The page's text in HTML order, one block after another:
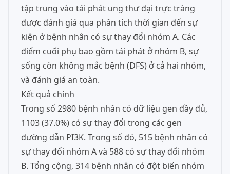
tập trung vào tái phát ung thư đại trực tràng
được đánh giá qua phân tích thời gian đến sự
kiện ở bệnh nhân có sự thay đổi nhóm A. Các
điểm cuối phụ bao gồm tái phát ở nhóm B, sự
sống còn không mắc bệnh (DFS) ở cả hai nhóm,
và đánh giá an toàn.
Kết quả chính
Trong số 2980 bệnh nhân có dữ liệu gen đầy đủ,
1103 (37.0%) có sự thay đổi trong các gen
đường dẫn PI3K. Trong số đó, 515 bệnh nhân có
sự thay đổi nhóm A và 588 có sự thay đổi nhóm
B. Tổng cộng, 314 bệnh nhân có đột biến nhóm